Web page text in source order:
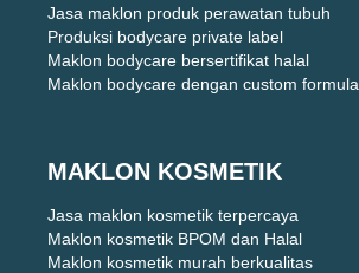
Jasa maklon produk perawatan tubuh
Produksi bodycare private label
Maklon bodycare bersertifikat halal
Maklon bodycare dengan custom formula
MAKLON KOSMETIK
Jasa maklon kosmetik terpercaya
Maklon kosmetik BPOM dan Halal
Maklon kosmetik murah berkualitas